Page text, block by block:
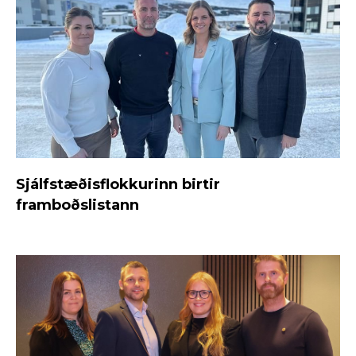
Sjálfstæðisflokkurinn birtir
framboðslistann